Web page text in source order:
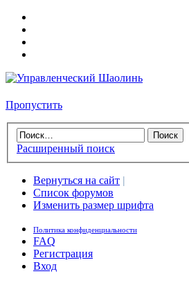
Пропустить
Расширенный поиск
Вернуться на сайт |
Список форумов
Изменить размер шрифта
Политика конфиденциальности
FAQ
Регистрация
Вход